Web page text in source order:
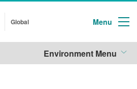
Global Menu
Environment Menu